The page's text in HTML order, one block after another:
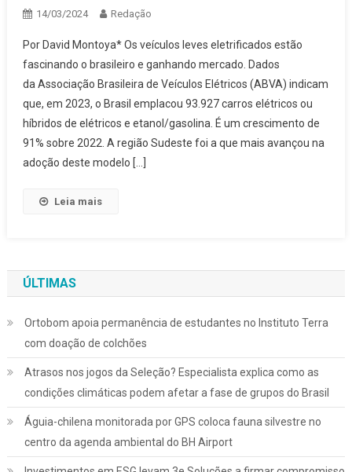
14/03/2024 Redação
Por David Montoya* Os veículos leves eletrificados estão
fascinando o brasileiro e ganhando mercado. Dados
da Associação Brasileira de Veículos Elétricos (ABVA) indicam
que, em 2023, o Brasil emplacou 93.927 carros elétricos ou
híbridos de elétricos e etanol/gasolina. É um crescimento de
91% sobre 2022. A região Sudeste foi a que mais avançou na
adoção deste modelo […]
Leia mais
ÚLTIMAS
Ortobom apoia permanência de estudantes no Instituto Terra
com doação de colchões
Atrasos nos jogos da Seleção? Especialista explica como as
condições climáticas podem afetar a fase de grupos do Brasil
Águia-chilena monitorada por GPS coloca fauna silvestre no
centro da agenda ambiental do BH Airport